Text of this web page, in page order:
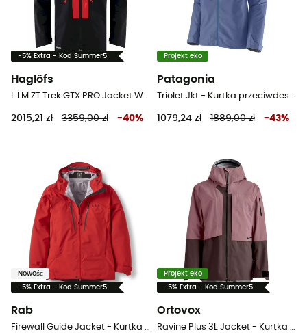
-5% Extra - Kod Summer5
Haglöfs
L.I.M ZT Trek GTX PRO Jacket Women - Kurtka przeciwdeszczowa damska
2015,21 zł 3359,00 zł -40%
Projekt eko
Patagonia
Triolet Jkt - Kurtka przeciwdeszczowa damska
1079,24 zł 1889,00 zł -43%
Nowość
-5% Extra - Kod Summer5
Rab
Firewall Guide Jacket - Kurtka z membraną damska
Projekt eko
-5% Extra - Kod Summer5
Ortovox
Ravine Plus 3L Jacket - Kurtka z membraną damska